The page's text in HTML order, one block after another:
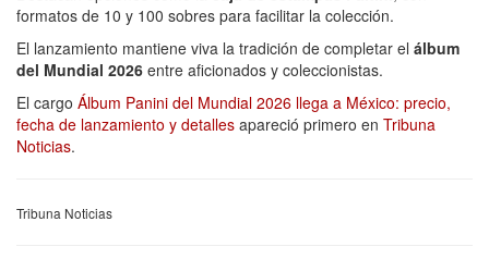
formatos de 10 y 100 sobres para facilitar la colección.
El lanzamiento mantiene viva la tradición de completar el álbum
del Mundial 2026 entre aficionados y coleccionistas.
El cargo Álbum Panini del Mundial 2026 llega a México: precio,
fecha de lanzamiento y detalles apareció primero en Tribuna
Noticias.
Tribuna Noticias